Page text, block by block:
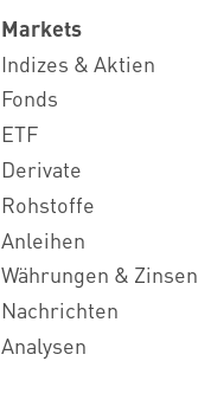
Markets
Indizes & Aktien
Fonds
ETF
Derivate
Rohstoffe
Anleihen
Währungen & Zinsen
Nachrichten
Analysen